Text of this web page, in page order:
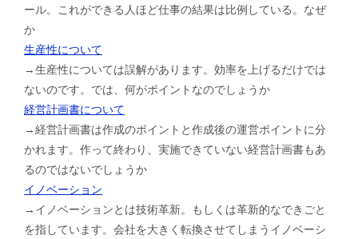
ール。これができる人ほど仕事の結果は比例している。なぜ
か
生産性について
→生産性については誤解があります。効率を上げるだけでは
ないのです。では、何がポイントなのでしょうか
経営計画書について
→経営計画書は作成のポイントと作成後の運営ポイントに分
かれます。作って終わり、実施できていない経営計画書もあ
るのではないでしょうか
イノベーション
→イノベーションとは技術革新。もしくは革新的なできごと
を指しています。会社を大きく転換させてしまうイノベーシ